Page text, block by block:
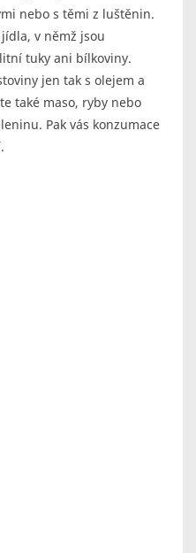
nebo s těmi z luštěnin.
v němž jsou
tuky ani bílkoviny.
jen tak s olejem a
také maso, ryby nebo
Pak vás konzumace